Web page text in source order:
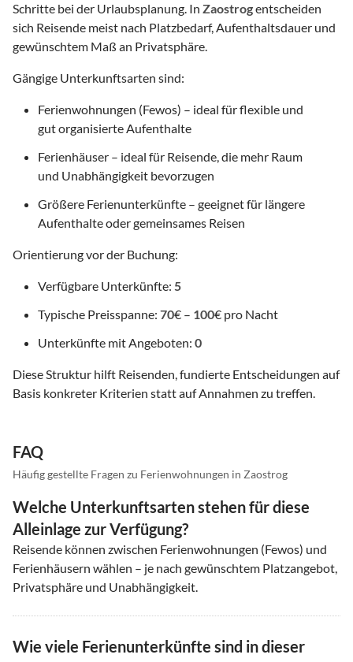
Schritte bei der Urlaubsplanung. In Zaostrogentscheiden
sich Reisende meist nach Platzbedarf, Aufenthaltsdauer und
gewünschtem Maß an Privatsphäre.
Gängige Unterkunftsarten sind:
Ferienwohnungen (Fewos) – ideal für flexible und
gut organisierte Aufenthalte
Ferienhäuser – ideal für Reisende, die mehr Raum
und Unabhängigkeit bevorzugen
Größere Ferienunterkünfte – geeignet für längere
Aufenthalte oder gemeinsames Reisen
Orientierung vor der Buchung:
Verfügbare Unterkünfte: 5
Typische Preisspanne: 70€ – 100€ pro Nacht
Unterkünfte mit Angeboten: 0
Diese Struktur hilft Reisenden, fundierte Entscheidungen auf
Basis konkreter Kriterien statt auf Annahmen zu treffen.
FAQ
Häufig gestellte Fragen zu Ferienwohnungen in Zaostrog
Welche Unterkunftsarten stehen für diese
Alleinlage zur Verfügung?
Reisende können zwischen Ferienwohnungen (Fewos) und
Ferienhäusern wählen – je nach gewünschtem Platzangebot,
Privatsphäre und Unabhängigkeit.
Wie viele Ferienunterkünfte sind in dieser